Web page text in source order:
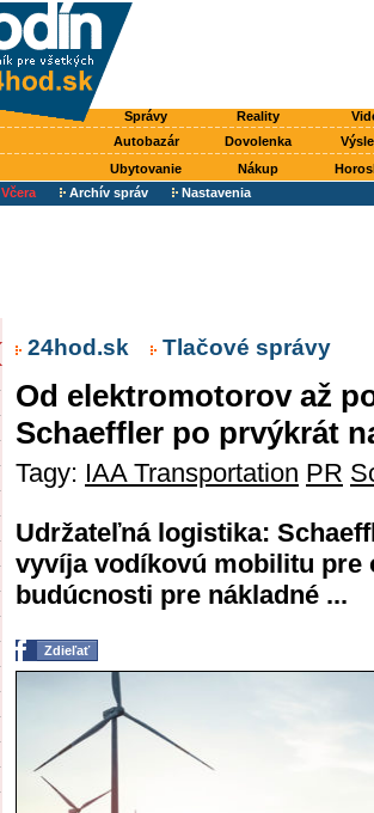
Správy Reality
Autobazár Dovolenka
Ubytovanie Nákup
Včera Archív správ Nastavenia
24hod.sk Tlačové správy
Od elektromotorov až
Schaeffler po prvýkrát
Tagy: IAA Transportation PR
Udržateľná logistika:
vyvíja vodíkovú mobilitu pre
budúcnosti pre nákladné ...
Zdieľať